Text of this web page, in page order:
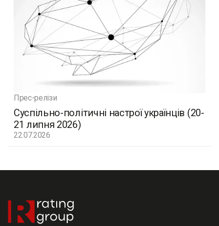
Прес-релізи
Суспільно-політичні настрої українців (20-
21 липня 2026)
22.07.2026